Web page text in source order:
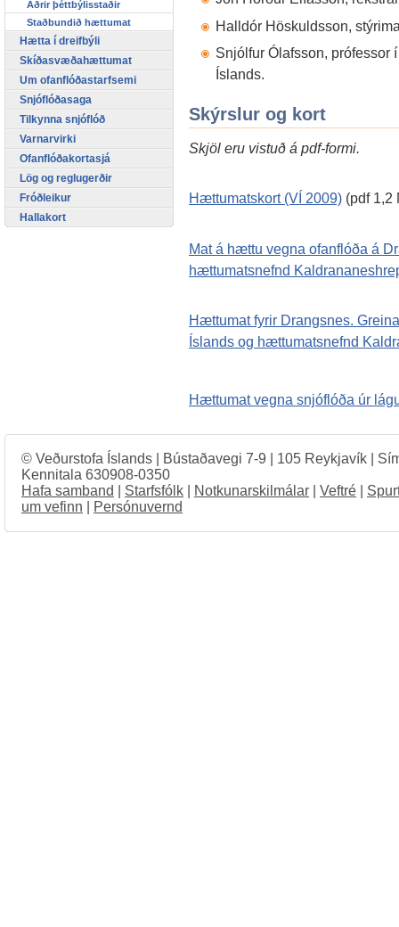
Halldór Höskuldsson,
Snjólfur Ólafsson,
Íslands.
Skýrslur og kort
Skjöl eru vistuð á pdf-formi.
Hættumatskort (VÍ 2009) (pdf 1,2
Mat á hættu vegna ofanflóða á
hættumatsnefnd
Hættumat fyrir Drangsnes.
Íslands og hættumatsnefnd
Hættumat vegna snjóflóða úr
Aðrir þéttbýlisstaðir
Staðbundið hættumat
Hætta í dreifbýli
Skíðasvæðahættumat
Um ofanflóðastarfsemi
Snjóflóðasaga
Tilkynna snjóflóð
Varnarvirki
Ofanflóðakortasjá
Lög og reglugerðir
Fróðleikur
Hallakort
© Veðurstofa Íslands | Bústaðavegi 7-9 | 105 Reykjavík |
Kennitala 630908-0350
Hafa samband
Starfsfólk Notkunarskilmálar Veftré
um vefinn
Persónuvernd